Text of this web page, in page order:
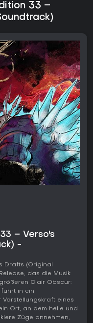
33 –
– Verso's
-
Drafts (Original
das die Musik
Clair Obscur:
führt in ein
eines
Ort, an dem helle und
Züge annehmen,